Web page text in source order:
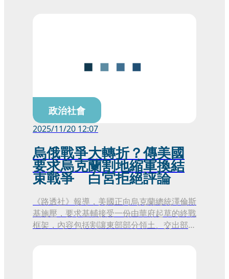
政治社會
2025/11/20 12:07
烏俄戰爭大轉折？傳美國
要求烏克蘭割地縮軍換結
束戰爭 白宮拒絕評論
《路透社》報導，美國正向烏克蘭總統澤倫斯
基施壓，要求基輔接受一份由華府起草的終戰
框架，內容包括割讓東部部分領土、交出部分